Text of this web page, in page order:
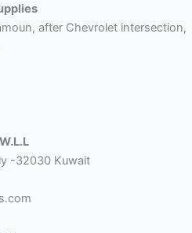
after Chevrolet intersection,
-32030 Kuwait